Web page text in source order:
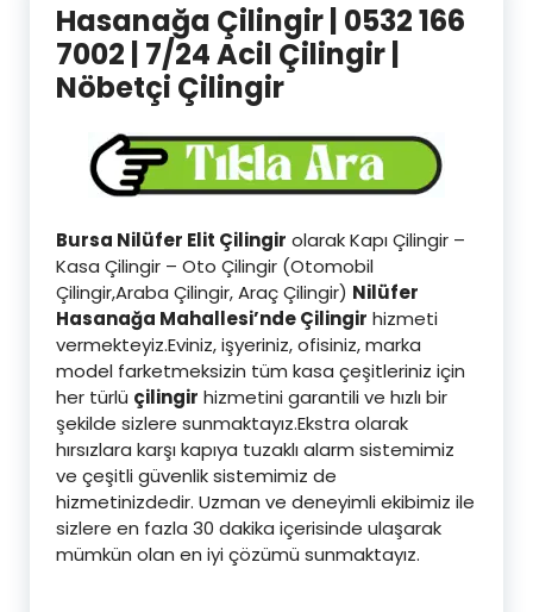
Hasanağa Çilingir | 0532 166
7002 | 7/24 Acil Çilingir |
Nöbetçi Çilingir
Bursa Nilüfer Elit Çilingir olarak Kapı Çilingir –
Kasa Çilingir – Oto Çilingir (Otomobil
Çilingir,Araba Çilingir, Araç Çilingir) Nilüfer
Hasanağa Mahallesi’nde Çilingir hizmeti
vermekteyiz.Eviniz, işyeriniz, ofisiniz, marka
model farketmeksizin tüm kasa çeşitleriniz için
her türlü çilingir hizmetini garantili ve hızlı bir
şekilde sizlere sunmaktayız.Ekstra olarak
hırsızlara karşı kapıya tuzaklı alarm sistemimiz
ve çeşitli güvenlik sistemimiz de
hizmetinizdedir. Uzman ve deneyimli ekibimiz ile
sizlere en fazla 30 dakika içerisinde ulaşarak
mümkün olan en iyi çözümü sunmaktayız.